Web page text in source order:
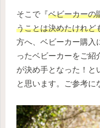
そこで『ベビーカーの
うことは決めたけれど
方へ、ベビーカー購入
ったベビーカーをご紹
が決め手となった！と
と思います。ご参考に